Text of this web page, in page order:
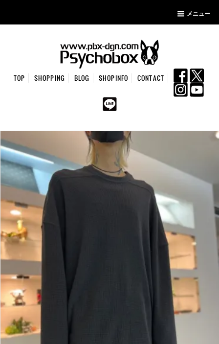
メニュー
TOP SHOPPING BLOG SHOPINFO CONTACT